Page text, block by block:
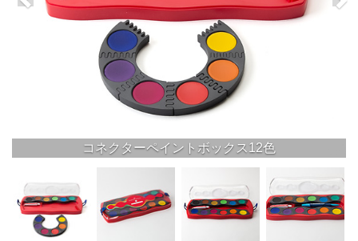
コネクターペイントボックス12色